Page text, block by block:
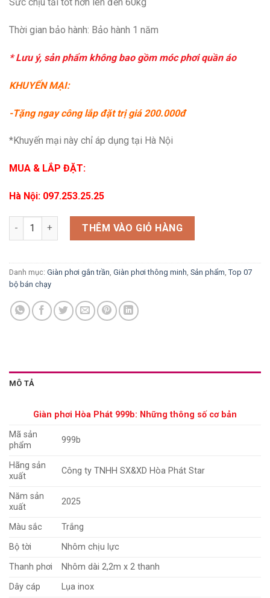
Sức chịu tải tốt hơn lên đến 60kg
Thời gian bảo hành: Bảo hành 1 năm
* Lưu ý, sản phẩm không bao gồm móc phơi quần áo
KHUYẾN MẠI:
-Tặng ngay công lắp đặt trị giá 200.000đ
*Khuyến mại này chỉ áp dụng tại Hà Nội
MUA & LẮP ĐẶT:
Hà Nội: 097.253.25.25
Giàn phơi Hoà Phát 999B - Giá rẻ (New ) số lượng
THÊM VÀO GIỎ HÀNG
Danh mục: Giàn phơi gắn trần Giàn phơi thông minh Sản phẩm Top 07
bộ bán chạy
MÔ TẢ
Giàn phơi Hòa Phát 999b: Những thông số cơ bản
Mã sản
phẩm
999b
Hãng sản
xuất
Công ty TNHH SX&XD Hòa Phát Star
Năm sản
xuất
2025
Màu sắc
Trắng
Bộ tời
Nhôm chịu lực
Thanh phơi
Nhôm dài 2,2m x 2 thanh
Dây cáp
Lụa inox